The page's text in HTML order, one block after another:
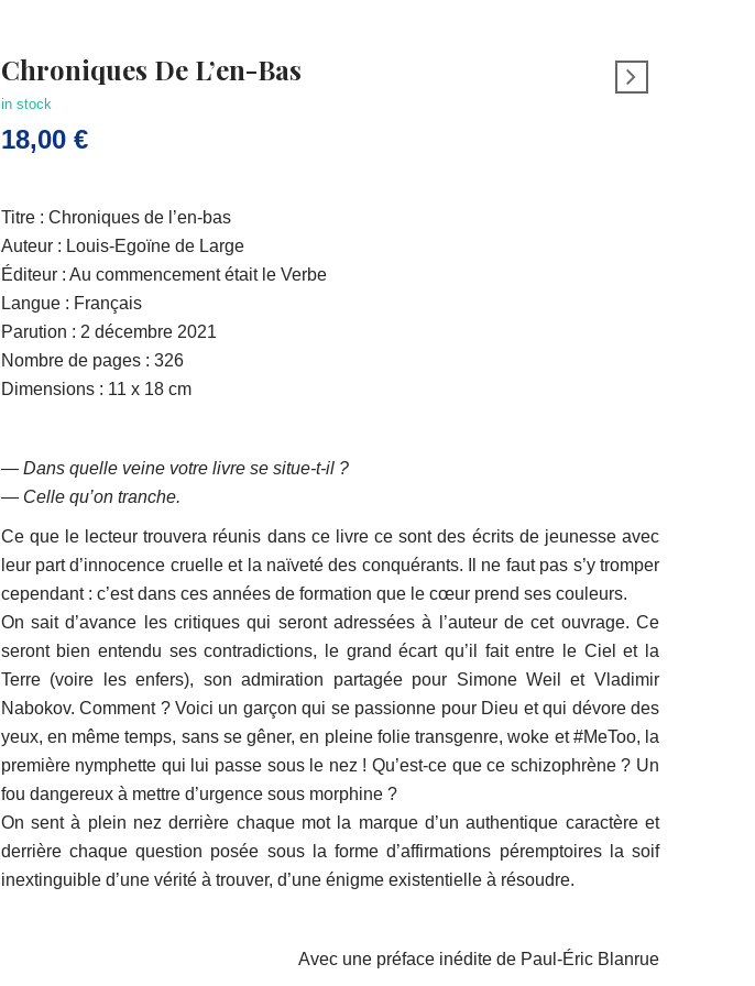
Chroniques De L’en-Bas
in stock
18,00 €
Titre : Chroniques de l’en-bas
Auteur : Louis-Egoïne de Large
Éditeur : Au commencement était le Verbe
Langue : Français
Parution : 2 décembre 2021
Nombre de pages : 326
Dimensions : 11 x 18 cm
— Dans quelle veine votre livre se situe-t-il ?
— Celle qu’on tranche.
Ce que le lecteur trouvera réunis dans ce livre ce sont des écrits de jeunesse avec
leur part d’innocence cruelle et la naïveté des conquérants. Il ne faut pas s’y tromper
cependant : c’est dans ces années de formation que le cœur prend ses couleurs.
On sait d’avance les critiques qui seront adressées à l’auteur de cet ouvrage. Ce
seront bien entendu ses contradictions, le grand écart qu’il fait entre le Ciel et la
Terre (voire les enfers), son admiration partagée pour Simone Weil et Vladimir
Nabokov. Comment ? Voici un garçon qui se passionne pour Dieu et qui dévore des
yeux, en même temps, sans se gêner, en pleine folie transgenre, woke et #MeToo, la
première nymphette qui lui passe sous le nez ! Qu’est-ce que ce schizophrène ? Un
fou dangereux à mettre d’urgence sous morphine ?
On sent à plein nez derrière chaque mot la marque d’un authentique caractère et
derrière chaque question posée sous la forme d’affirmations péremptoires la soif
inextinguible d’une vérité à trouver, d’une énigme existentielle à résoudre.
Avec une préface inédite de Paul-Éric Blanrue